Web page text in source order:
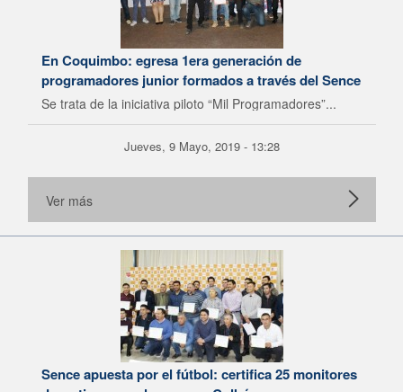
En Coquimbo: egresa 1era generación de
programadores junior formados a través del Sence
Se trata de la iniciativa piloto “Mil Programadores”...
Jueves, 9 Mayo, 2019 - 13:28
Ver más
Sence apuesta por el fútbol: certifica 25 monitores